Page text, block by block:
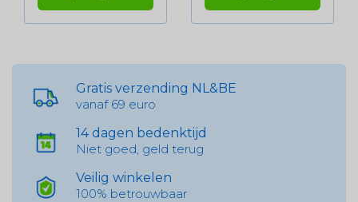
Gratis verzending NL&BE
vanaf 69 euro
14 dagen bedenktijd
Niet goed, geld terug
Veilig winkelen
100% betrouwbaar